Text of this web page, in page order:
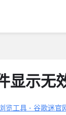
显示无
览工具 - 谷歌迷官